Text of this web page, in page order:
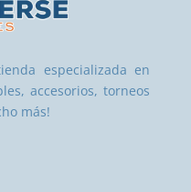
especializada en
accesorios, torneos
más!